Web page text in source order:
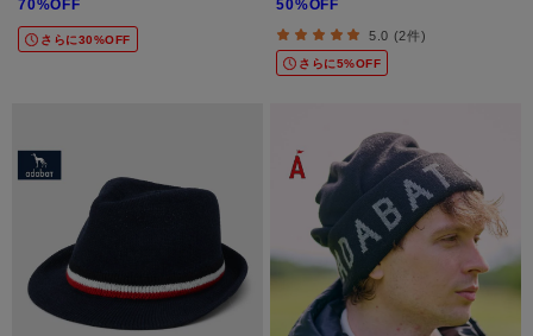
70%OFF
さらに30%OFF
50%OFF
5.0 (2件)
さらに5%OFF